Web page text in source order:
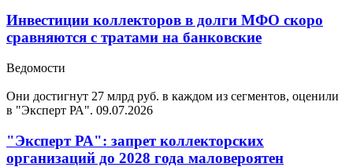
Инвестиции коллекторов в долги МФО скоро
сравняются с тратами на банковские
Ведомости
Они достигнут 27 млрд руб. в каждом из сегментов, оценили
в "Эксперт РА". 09.07.2026
"Эксперт РА": запрет коллекторских
организаций до 2028 года маловероятен